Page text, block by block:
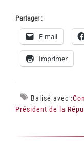
Partager :
E-mail
Imprimer
Balisé avec :
Président de la